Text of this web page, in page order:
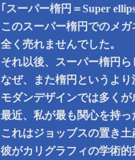
｢スーパー楕円＝Super
このスーパー楕円でのメ
全く売れませんでした。
それ以後、スーパー楕円
なぜ、また楕円というよ
モダンデザインでは多く
最近、私が最も関心を持
これはジョッブスの置き土
彼がカリグラフィの学術